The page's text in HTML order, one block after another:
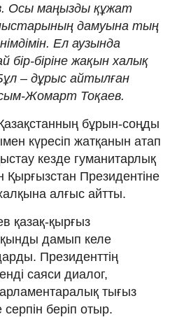
Осы маңызды құжат
дамуына тың
Ел аузында
бір-біріне жақын халық
– дұрыс айтылған
Жомарт Тоқаев.
бұрын-соңды
күресіп жатқанын атап
кезде гуманитарлық
Қырғызстан Президентіне
алғыс айтты.
қазақ-қырғыз
дамып келе
Президенттің
саяси диалог,
тығыз
беріп отыр.